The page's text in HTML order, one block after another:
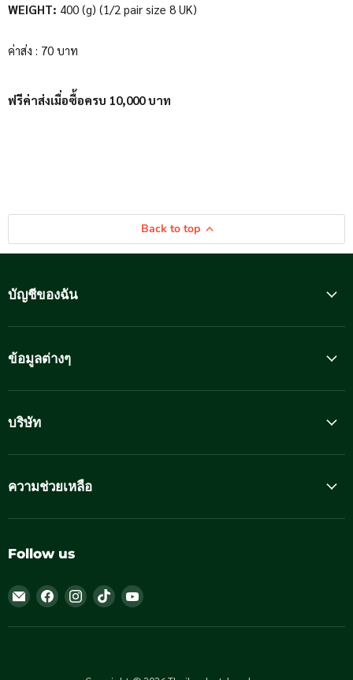
WEIGHT: 400 (g) (1/2 pair size 8 UK)
ค่าส่ง : 70 บาท
ฟรีค่าส่งเมื่อซื้อครบ 10,000 บาท
Back to top
บัญชีของฉัน
ข้อมูลต่างๆ
บริษัท
ความช่วยเหลือ
Follow us
Email
Thailandoutdoorshop
Find
on
Find
on
Find
on
Find
on